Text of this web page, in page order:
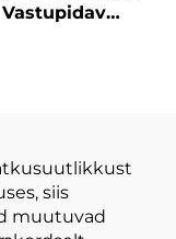
Vastupidav
siis
muutuvad